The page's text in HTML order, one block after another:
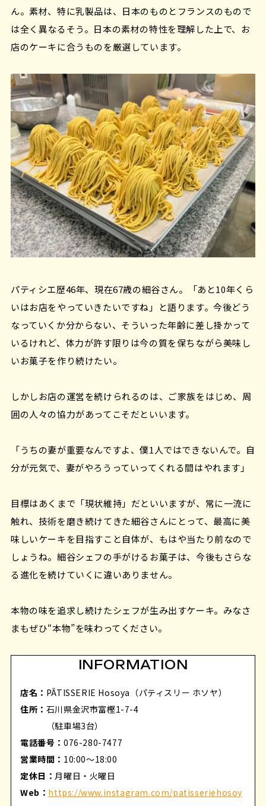
ん。素材、特に乳製品は、日本のものとフランスのもので
は全く異なるそう。日本の素材の特性を理解した上で、お
店のケーキに合うものを厳選しています。
パティシエ歴46年、現在67歳の細谷さん。「あと10年くら
いはお店をやっていきたいですね」と語ります。今後どう
なっていくか分からない、そういった年齢に差し掛かって
いるけれど、体力が許す限りは今の質を保ちながら美味し
いお菓子を作り続けたい。
しかしお店の運営を続けられるのは、ご家族をはじめ、周
囲の人々の協力があってこそだといいます。
「うちの妻が重要なんですよ、僕1人ではできないんで。自
分が元気で、妻がやろうっていってくれる間はやれます」
目標はあくまで「現状維持」だといいますが、常に一流に
触れ、技術を磨き続けてきた細谷さんにとって、最高に美
味しいケーキを目指すこと自体が、もはや当たり前なので
しょうね。細谷シェフの手がけるお菓子は、今後もさらな
る進化を続けていくに違いありません。
本物の味を追求し続けたシェフが生み出すケーキ。みなさ
まもぜひ“本物”を味わってください。
INFORMATION
店名： PÂTISSERIE Hosoya（パティスリー ホソヤ）
住所： 石川県金沢市富樫1-7-4
（駐車場3台）
電話番号： 076-280-7477
営業時間： 10:00〜18:00
定休日： 月曜日・火曜日
Web： https://www.instagram.com/patisseriehosoy